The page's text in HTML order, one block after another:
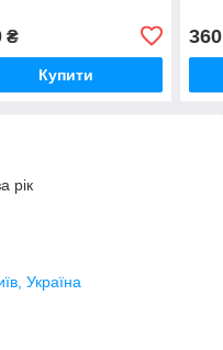
₴
Купити
360
рік
Україна